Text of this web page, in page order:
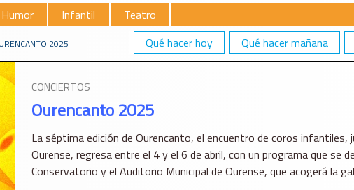
Humor Infantil
Teatro
Qué hacer hoy
Qué hacer mañana
2025
CONCIERTOS
Ourencanto 2025
La séptima edición de Ourencanto, el encuentro de coros infantiles,
Ourense, regresa entre el 4 y el 6 de abril, con un programa que se
Conservatorio y el Auditorio Municipal de Ourense, que acogerá la